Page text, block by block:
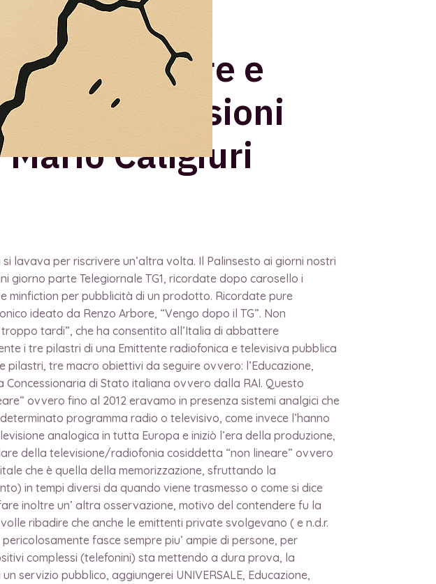
produrre e
con riflessioni
Caligiuri
lavava per riscrivere un’altra volta. Il Palinsesto ai giorni nostri
parte Telegiornale TG1, ricordate dopo carosello i
minfiction per pubblicità di un prodotto. Ricordate pure
ideato da Renzo Arbore, “Vengo dopo il TG”. Non
tardi”, che ha consentito all’Italia di abbattere
i tre pilastri di una Emittente radiofonica e televisiva pubblica
tre macro obiettivi da seguire ovvero: l’Educazione,
di Stato italiana ovvero dalla RAI. Questo
ovvero fino al 2012 eravamo in presenza sistemi analgici che
programma radio o televisivo, come invece l’hanno
analogica in tutta Europa e iniziò l’era della produzione,
della televisione/radiofonia cosiddetta “non lineare” ovvero
che è quella della memorizzazione, sfruttando la
in tempi diversi da quando viene trasmesso o come si dice
inoltre un’ altra osservazione, motivo del contendere fu la
ribadire che anche le emittenti private svolgevano ( e n.d.r.
fasce sempre piu’ ampie di persone, per
complessi (telefonini) sta mettendo a dura prova, la
servizio pubblico, aggiungerei UNIVERSALE, Educazione,